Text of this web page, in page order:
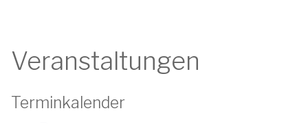
Veranstaltungen
Terminkalender